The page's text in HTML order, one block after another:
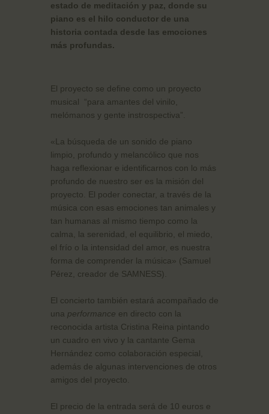
estado de meditación y paz, donde su
piano es el hilo conductor de una
historia contada desde las emociones
más profundas.
El proyecto se define como un proyecto
musical “para amantes del vinilo,
melómanos y gente instrospectiva”.
«La búsqueda de un sonido de piano
limpio, profundo y melancólico que nos
haga reflexionar e identificarnos con lo más
profundo de nuestro ser es la misión del
proyecto. El poder conectar, a través de la
música con esas emociones tan animales y
tan humanas al mismo tiempo como la
calma, la serenidad, el equilibrio, el miedo,
el frío o la intensidad del amor, es nuestra
forma de comprender la música» (Samuel
Pérez, creador de SAMNESS).
El concierto también estará acompañado de
una performance en directo con la
reconocida artista Cristina Reina pintando
un cuadro en vivo y la cantante Gema
Hernández como colaboración especial,
además de algunas intervenciones de otros
amigos del proyecto.
El precio de la entrada será de 10 euros e